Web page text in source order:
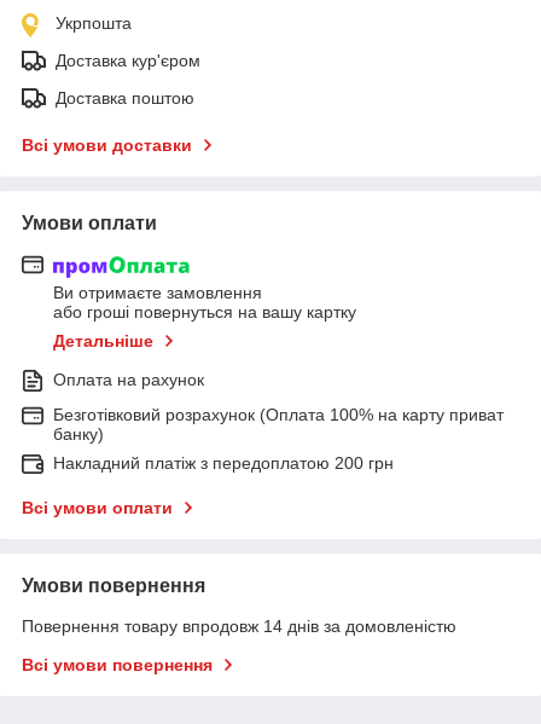
Укрпошта
Доставка кур'єром
Доставка поштою
Всі умови доставки
Умови оплати
Ви отримаєте замовлення
або гроші повернуться на вашу картку
Детальніше
Оплата на рахунок
Безготівковий розрахунок (Оплата 100% на карту приват
банку)
Накладний платіж з передоплатою 200 грн
Всі умови оплати
Умови повернення
Повернення товару впродовж 14 днів за домовленістю
Всі умови повернення